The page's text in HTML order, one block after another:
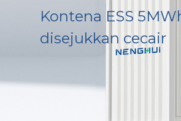
Kontena ESS
disejukkan cecair